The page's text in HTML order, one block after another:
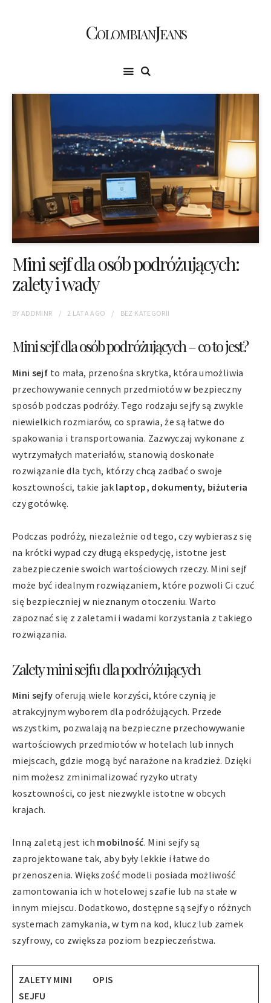
ColombianJeans
Mini sejf dla osób podróżujących:
zalety i wady
BYADDMINR 2 LATA AGO BEZ KATEGORII
Mini sejf dla osób podróżujących – co to jest?
Mini sejf to mała, przenośna skrytka, która umożliwia
przechowywanie cennych przedmiotów w bezpieczny
sposób podczas podróży. Tego rodzaju sejfy są zwykle
niewielkich rozmiarów, co sprawia, że są łatwe do
spakowania i transportowania. Zazwyczaj wykonane z
wytrzymałych materiałów, stanowią doskonałe
rozwiązanie dla tych, którzy chcą zadbać o swoje
kosztowności, takie jak laptop, dokumenty, biżuteria
czy gotówkę.
Podczas podróży, niezależnie od tego, czy wybierasz się
na krótki wypad czy długą ekspedycję, istotne jest
zabezpieczenie swoich wartościowych rzeczy. Mini sejf
może być idealnym rozwiązaniem, które pozwoli Ci czuć
się bezpieczniej w nieznanym otoczeniu. Warto
zapoznać się z zaletami i wadami korzystania z takiego
rozwiązania.
Zalety mini sejfu dla podróżujących
Mini sejfy oferują wiele korzyści, które czynią je
atrakcyjnym wyborem dla podróżujących. Przede
wszystkim, pozwalają na bezpieczne przechowywanie
wartościowych przedmiotów w hotelach lub innych
miejscach, gdzie mogą być narażone na kradzież. Dzięki
nim możesz zminimalizować ryzyko utraty
kosztowności, co jest niezwykle istotne w obcych
krajach.
Inną zaletą jest ich mobilność. Mini sejfy są
zaprojektowane tak, aby były lekkie i łatwe do
przenoszenia. Większość modeli posiada możliwość
zamontowania ich w hotelowej szafie lub na stałe w
innym miejscu. Dodatkowo, dostępne są sejfy o różnych
systemach zamykania, w tym na kod, klucz lub zamek
szyfrowy, co zwiększa poziom bezpieczeństwa.
ZALETY MINI
SEJFU
OPIS